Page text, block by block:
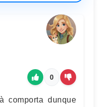
0
comporta dunque